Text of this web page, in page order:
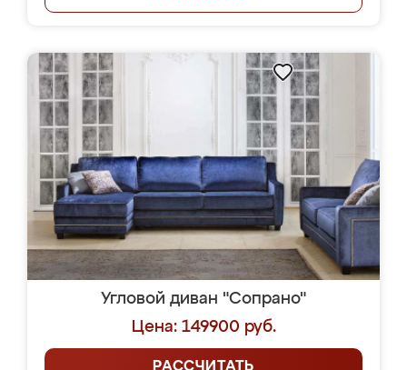
Угловой диван "Сопрано"
Цена: 149900 руб.